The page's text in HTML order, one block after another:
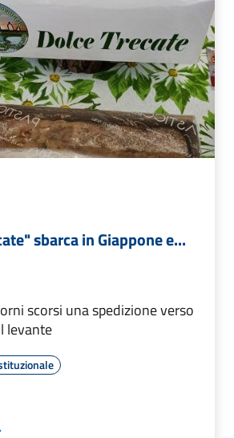
sbarca in Giappone e...
scorsi una spedizione verso
levante